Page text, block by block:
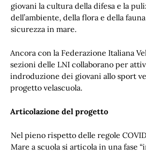
giovani la cultura della difesa e la
dell’ambiente, della flora e della
sicurezza in mare.
Ancora con la Federazione Italiana
sezioni delle LNI collaborano per
indroduzione dei giovani allo sport
progetto velascuola.
Articolazione del progetto
Nel pieno rispetto delle regole
Mare a scuola si articola in una fase